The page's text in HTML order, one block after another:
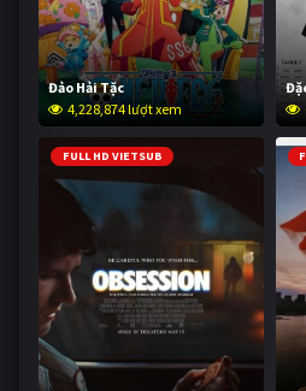
Đảo Hải Tặc
4,228,874 lượt xem
FULL HD VIETSUB